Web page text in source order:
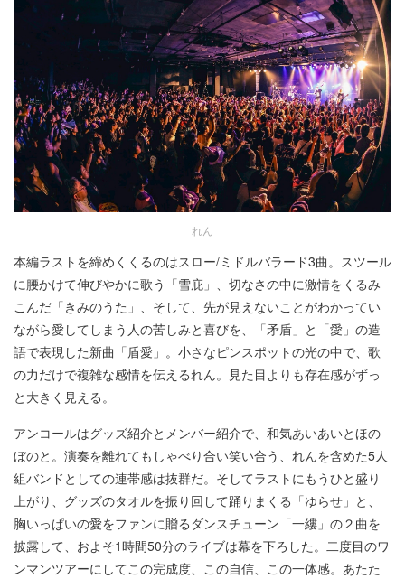
れん
本編ラストを締めくくるのはスロー/ミドルバラード3曲。スツール
に腰かけて伸びやかに歌う「雪庇」、切なさの中に激情をくるみ
こんだ「きみのうた」、そして、先が見えないことがわかってい
ながら愛してしまう人の苦しみと喜びを、「矛盾」と「愛」の造
語で表現した新曲「盾愛」。小さなピンスポットの光の中で、歌
の力だけで複雑な感情を伝えるれん。見た目よりも存在感がずっ
と大きく見える。
アンコールはグッズ紹介とメンバー紹介で、和気あいあいとほの
ぼのと。演奏を離れてもしゃべり合い笑い合う、れんを含めた5人
組バンドとしての連帯感は抜群だ。そしてラストにもうひと盛り
上がり、グッズのタオルを振り回して踊りまくる「ゆらせ」と、
胸いっぱいの愛をファンに贈るダンスチューン「一縷」の２曲を
披露して、およそ1時間50分のライブは幕を下ろした。二度目のワ
ンマンツアーにしてこの完成度、この自信、この一体感。あたた